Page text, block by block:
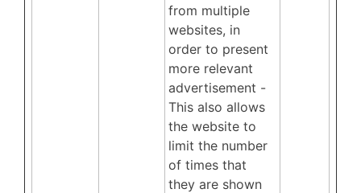
from multiple
websites, in
order to present
more relevant
advertisement -
This also allows
the website to
limit the number
of times that
they are shown